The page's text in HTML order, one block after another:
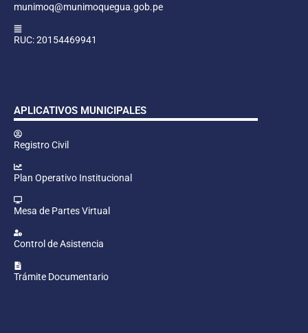
munimoq@munimoquegua.gob.pe
RUC: 20154469941
APLICATIVOS MUNICIPALES
Registro Civil
Plan Operativo Institucional
Mesa de Partes Virtual
Control de Asistencia
Trámite Documentario